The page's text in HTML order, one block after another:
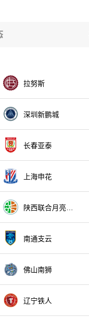
拉努斯
深圳新鹏城
长春亚泰
上海申花
陕西联合月亮泊
南通支云
佛山南狮
辽宁铁人